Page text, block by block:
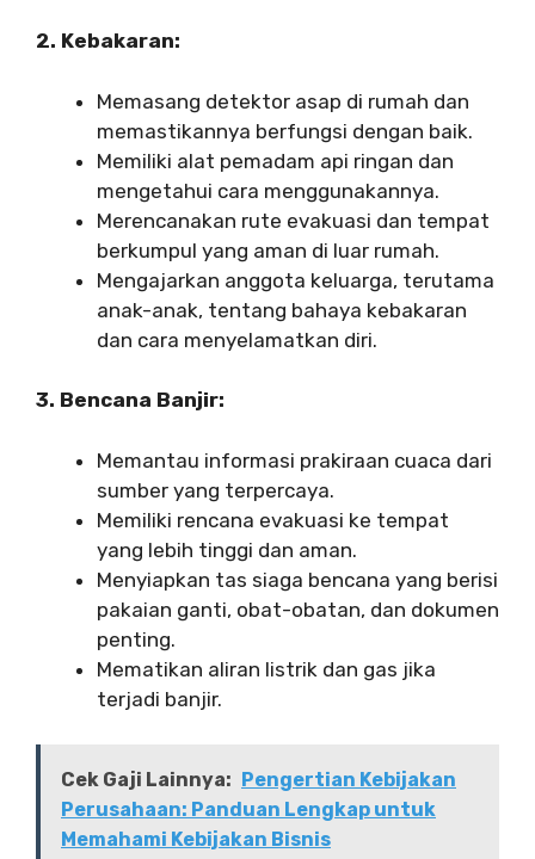
2. Kebakaran:
Memasang detektor asap di rumah dan
memastikannya berfungsi dengan baik.
Memiliki alat pemadam api ringan dan
mengetahui cara menggunakannya.
Merencanakan rute evakuasi dan tempat
berkumpul yang aman di luar rumah.
Mengajarkan anggota keluarga, terutama
anak-anak, tentang bahaya kebakaran
dan cara menyelamatkan diri.
3. Bencana Banjir:
Memantau informasi prakiraan cuaca dari
sumber yang terpercaya.
Memiliki rencana evakuasi ke tempat
yang lebih tinggi dan aman.
Menyiapkan tas siaga bencana yang berisi
pakaian ganti, obat-obatan, dan dokumen
penting.
Mematikan aliran listrik dan gas jika
terjadi banjir.
Cek Gaji Lainnya: Pengertian Kebijakan
Perusahaan: Panduan Lengkap untuk
Memahami Kebijakan Bisnis